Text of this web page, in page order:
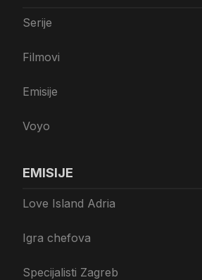
Serije
Filmovi
Emisije
Voyo
EMISIJE
Love Island Adria
Igra chefova
Specijalisti Zagreb